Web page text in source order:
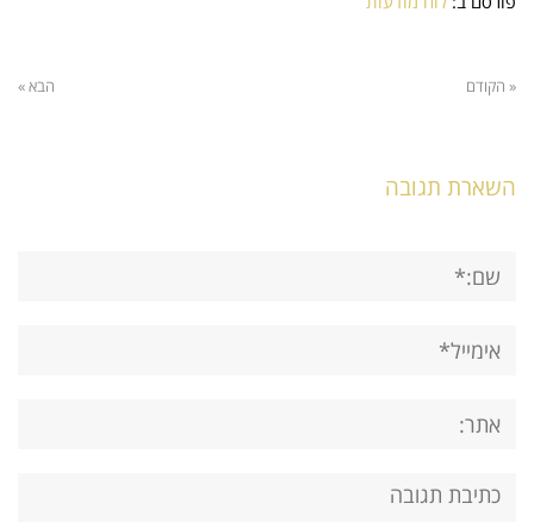
« הקודם הבא »
השארת תגובה
אימייל*
תגובה: